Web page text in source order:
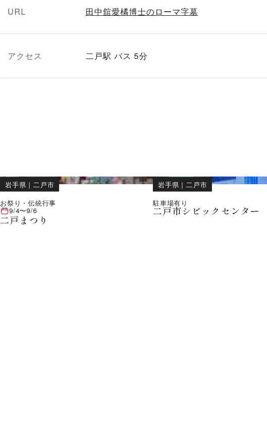
URL 田中舘愛橘博士のローマ字墓
アクセス 二戸駅 バス 5分
岩手県 ｜ 二戸市
お祭り・伝統行事
9/4〜9/6
二戸まつり
岩手県 ｜ 二戸市
駐車場有り
二戸市シビックセンター